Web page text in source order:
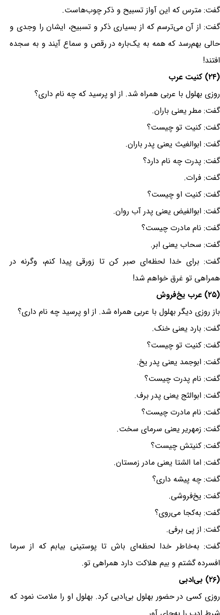
گفت: مترس که این آواز تسبیح و ذکر چوب‌هاست.
گفت: از آن می‌ترسم که از بسیاری ذکر و تسبیح، ایشان را وجدی و
حالی بهم‌رسد که همه به یک‌باره در رقص و سماع آیند و به سجده
افتند!
(۲۴) کنیت عرب
روزی بهلول با عربی همراه شد. از او پرسید که چه نام داری؟
گفت: مطر یعنی باران.
گفت: کنیت تو چیست؟
گفت: ابوالغیث یعنی پدر باران.
گفت: پدرت چه نام دارد؟
گفت: فرات.
گفت: کنیت او چیست؟
گفت: ابوالفیض یعنی پدر آب روان.
گفت: نام مادرت چیست؟
گفت: سحاب یعنی ابر.
گفت: برای خدا لحظه‌ای صبر کن تا زورقی پیدا کنم، وگرنه در
همراهی تو غرق خواهم شد!
(۲۵) عرب یخ‌فروش
باز روزی دیگر بهلول با عربی همراه شد. از او پرسید چه نام داری؟
گفت: بارد یعنی خنک.
گفت: کنیت تو چیست؟
گفت: ابوجمد یعنی پدر یخ.
گفت: نام پدرت چیست؟
گفت: ابوالثج یعنی پدر برف.
گفت: نام مادرت چیست؟
گفت: زمهریر یعنی سرمای سخت.
گفت: کنیتش چیست؟
گفت: اما الشتا یعنی مادر زمستان.
گفت: چه پیشه داری؟
گفت: یخ‌فروشی.
گفت: به‌کجا می‌روی؟
گفت: از پی برفی.
گفت: به‌خاطر خدا لحظه‌ای باش تا پوستینی بیابم که از سرما
افسرده گشتم و بیم هلاکت دارد همراهی تو.
(۲۶) بی‌ادبی
روزی کسی در حضور بهلول بی‌ادبی کرد. بهلول او را ملامت نمود که